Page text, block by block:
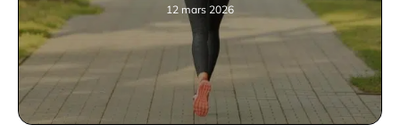
12 mars 2026